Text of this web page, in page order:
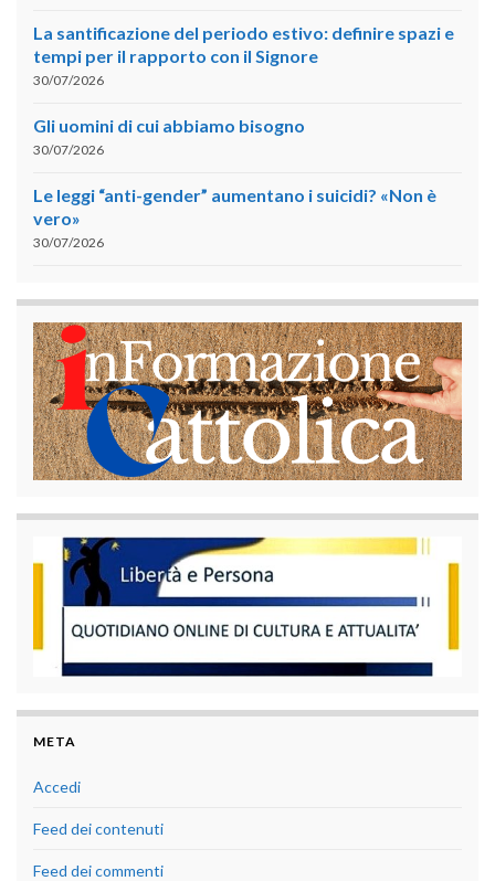
La santificazione del periodo estivo: definire spazi e
tempi per il rapporto con il Signore
30/07/2026
Gli uomini di cui abbiamo bisogno
30/07/2026
Le leggi “anti-gender” aumentano i suicidi? «Non è
vero»
30/07/2026
META
Accedi
Feed dei contenuti
Feed dei commenti